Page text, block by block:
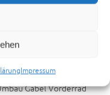
Impressum
Gabel Vorderrad